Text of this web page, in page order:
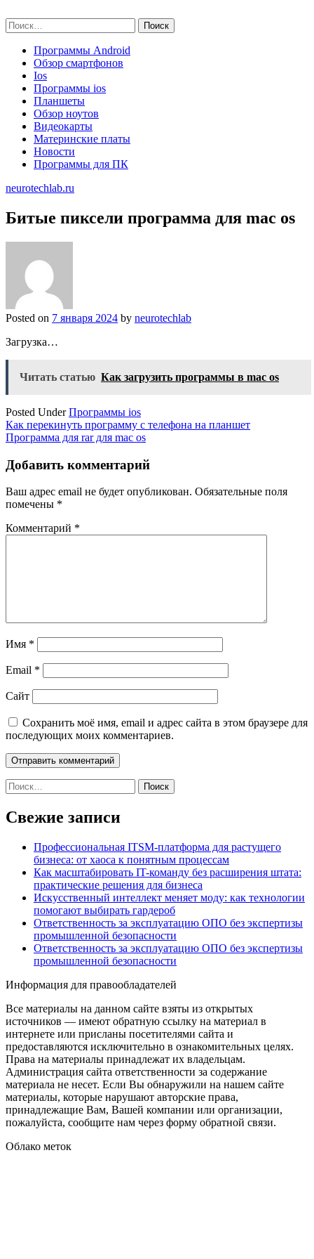
to
content
Найти:
Программы Android
Обзор смартфонов
Ios
Программы ios
Планшеты
Обзор ноутов
Видеокарты
Материнские платы
Новости
Программы для ПК
neurotechlab.ru
Битые пиксели программа для mac os
Posted on 7 января 2024 by neurotechlab
Загрузка…
Читать статью Как загрузить программы в mac os
Posted UnderПрограммы ios
Навигация
по
записям
Как перекинуть программу с телефона на планшет
Программа для rar для mac os
Добавить комментарий
Ваш адрес email не будет опубликован. Обязательные поля
помечены *
Комментарий *
Имя *
Email *
Сайт
Сохранить моё имя, email и адрес сайта в этом браузере для
последующих моих комментариев.
Найти:
Свежие записи
Профессиональная ITSM-платформа для растущего
бизнеса: от хаоса к понятным процессам
Как масштабировать IT-команду без расширения штата:
практические решения для бизнеса
Искусственный интеллект меняет моду: как технологии
помогают выбирать гардероб
Ответственность за эксплуатацию ОПО без экспертизы
промышленной безопасности
Ответственность за эксплуатацию ОПО без экспертизы
промышленной безопасности
Информация для правообладателей
Все материалы на данном сайте взяты из открытых
источников — имеют обратную ссылку на материал в
интернете или присланы посетителями сайта и
предоставляются исключительно в ознакомительных целях.
Права на материалы принадлежат их владельцам.
Администрация сайта ответственности за содержание
материала не несет. Если Вы обнаружили на нашем сайте
материалы, которые нарушают авторские права,
принадлежащие Вам, Вашей компании или организации,
пожалуйста, сообщите нам через форму обратной связи.
Облако меток